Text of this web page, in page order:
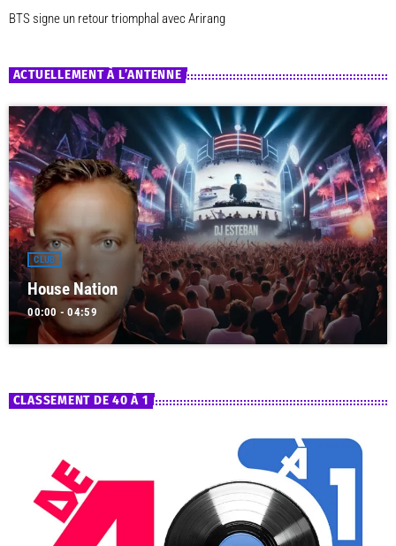
BTS signe un retour triomphal avec Arirang
ACTUELLEMENT À L’ANTENNE
CLUB
House Nation
00:00 - 04:59
CLASSEMENT DE 40 À 1